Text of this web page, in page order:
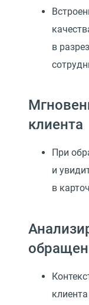
в
клиента
При
и
в